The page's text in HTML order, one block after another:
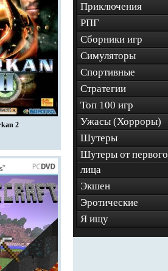
2
Приключения
РПГ
Сборники игр
Симуляторы
Спортивные
Стратегии
Топ 100 игр
Ужасы (Хорроры)
Шутеры
Шутеры от первого
лица
Экшен
Эротические
Я ищу